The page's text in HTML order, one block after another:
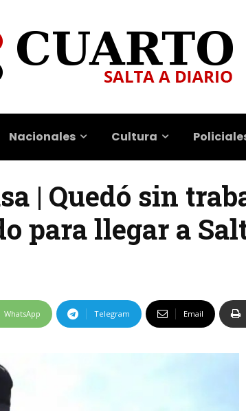
Nacionales Cultura
| Quedó sin
para llegar a
WhatsApp Telegram Email